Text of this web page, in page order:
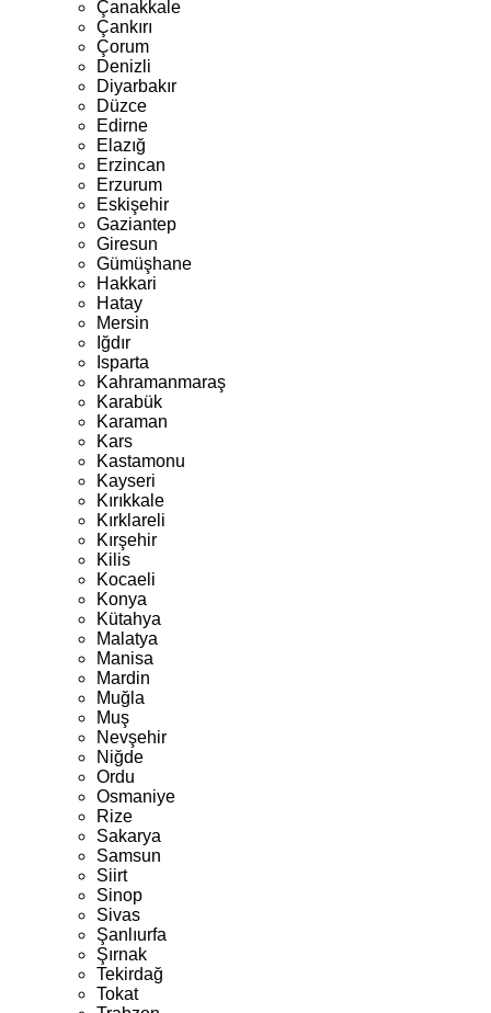
Çanakkale
Çankırı
Çorum
Denizli
Diyarbakır
Düzce
Edirne
Elazığ
Erzincan
Erzurum
Eskişehir
Gaziantep
Giresun
Gümüşhane
Hakkari
Hatay
Mersin
Iğdır
Isparta
Kahramanmaraş
Karabük
Karaman
Kars
Kastamonu
Kayseri
Kırıkkale
Kırklareli
Kırşehir
Kilis
Kocaeli
Konya
Kütahya
Malatya
Manisa
Mardin
Muğla
Muş
Nevşehir
Niğde
Ordu
Osmaniye
Rize
Sakarya
Samsun
Siirt
Sinop
Sivas
Şanlıurfa
Şırnak
Tekirdağ
Tokat